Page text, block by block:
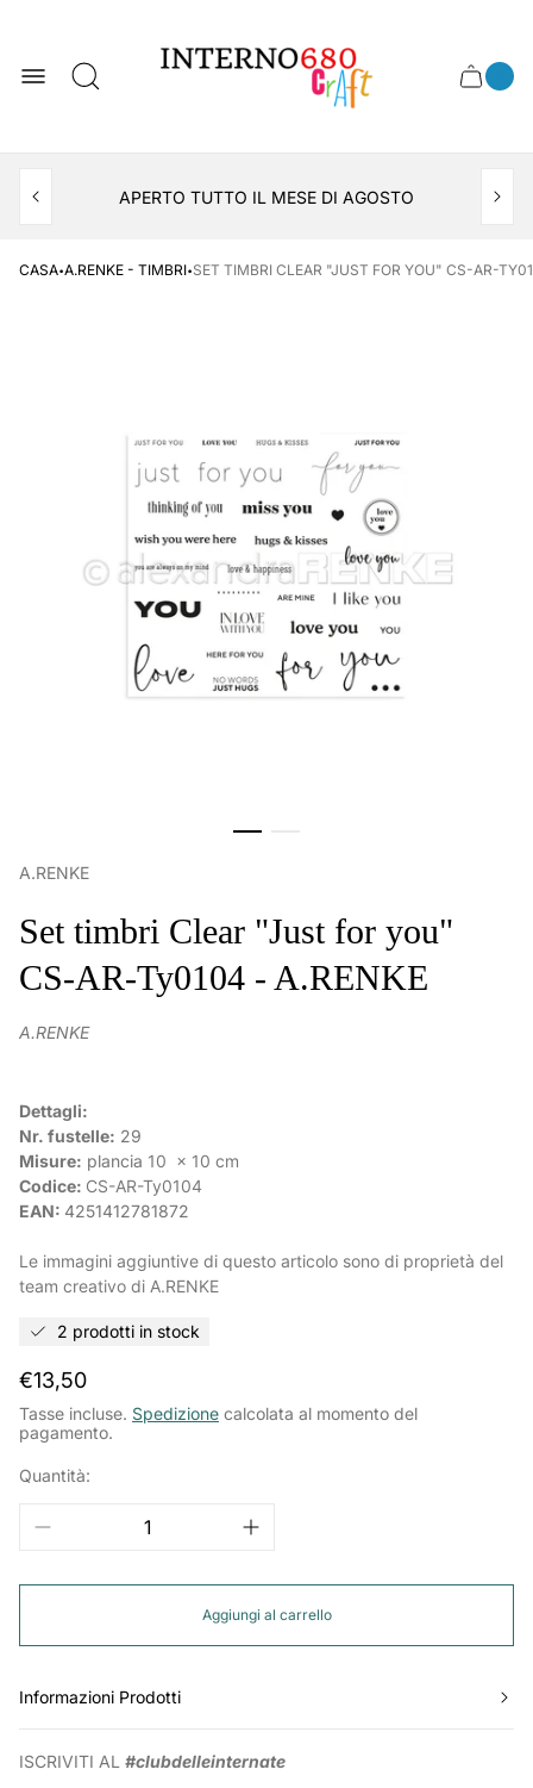
del
negozio
Cassetto
APERTO TUTTO IL MESE DI AGOSTO
CASA·A.RENKE - TIMBRI·SET TIMBRI CLEAR "JUST FOR YOU" CS-AR-
A.RENKE
Set timbri Clear "Just for you"
CS-AR-Ty0104 - A.RENKE
A.RENKE
Dettagli:
Nr. fustelle: 29
Misure: plancia 10 x 10 cm
Codice: CS-AR-Ty0104
EAN: 4251412781872
Le immagini aggiuntive di questo articolo sono di proprietà del
team creativo di A.RENKE
2 prodotti in stock
Prezzo
normale
€13,50
Tasse incluse. Spedizione calcolata al momento del
pagamento.
Quantità:
Aggiungi al carrello
Informazioni Prodotti
ISCRIVITI AL #clubdelleinternate